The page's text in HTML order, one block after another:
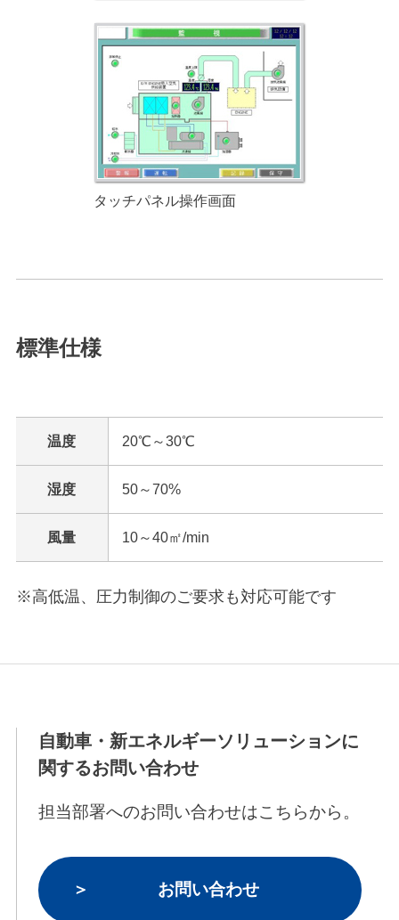
タッチパネル操作画面
標準仕様
温度 20℃～30℃
湿度 50～70%
風量 10～40㎡/min
※高低温、圧力制御のご要求も対応可能です
自動車・新エネルギーソリューションに
関するお問い合わせ
担当部署へのお問い合わせはこちらから。
お問い合わせ